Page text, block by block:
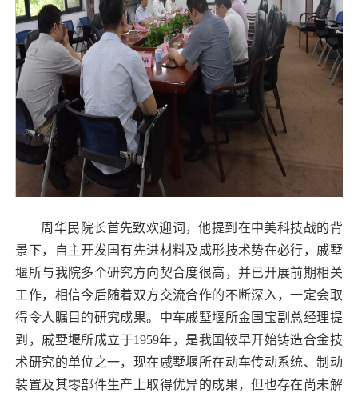
周华民院长首先致欢迎词，他提到在中美科技战的背
景下，自主开发国有先进材料及成形技术势在必行，戚墅
堰所与我院多个研究方向契合度很高，并已开展前期相关
工作，相信今后随着双方交流合作的不断深入，一定会取
得令人瞩目的研究成果。中车戚墅堰所金国宝副总经理提
到，戚墅堰所成立于1959年，是我国较早开始铸造合金技
术研究的单位之一，现在戚墅堰所在动车传动系统、制动
装置及其零部件生产上取得优异的成果，但也存在尚未解